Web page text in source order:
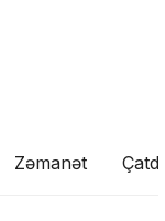
Zəmanət